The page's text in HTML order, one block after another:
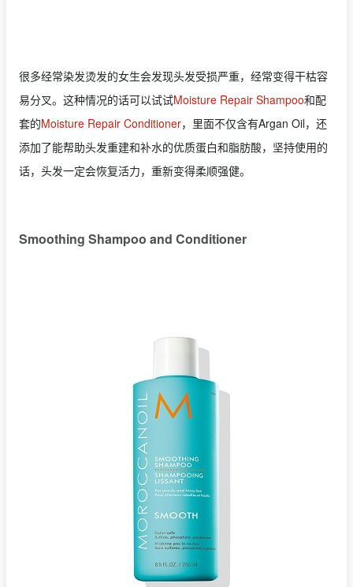
很多经常染发烫发的女生会发现头发受损严重，经常变得干枯容
易分叉。这种情况的话可以试试Moisture Repair Shampoo和配
套的Moisture Repair Conditioner，里面不仅含有Argan Oil，还
添加了能帮助头发重建和补水的优质蛋白和脂肪酸，坚持使用的
话，头发一定会恢复活力，重新变得柔顺强健。
Smoothing Shampoo and Conditioner